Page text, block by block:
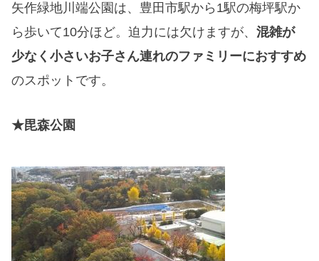
矢作緑地川端公園は、豊田市駅から1駅の梅坪駅か
ら歩いて10分ほど。迫力には欠けますが、混雑が
少なく小さいお子さん連れのファミリーにおすすめ
のスポットです。
★毘森公園